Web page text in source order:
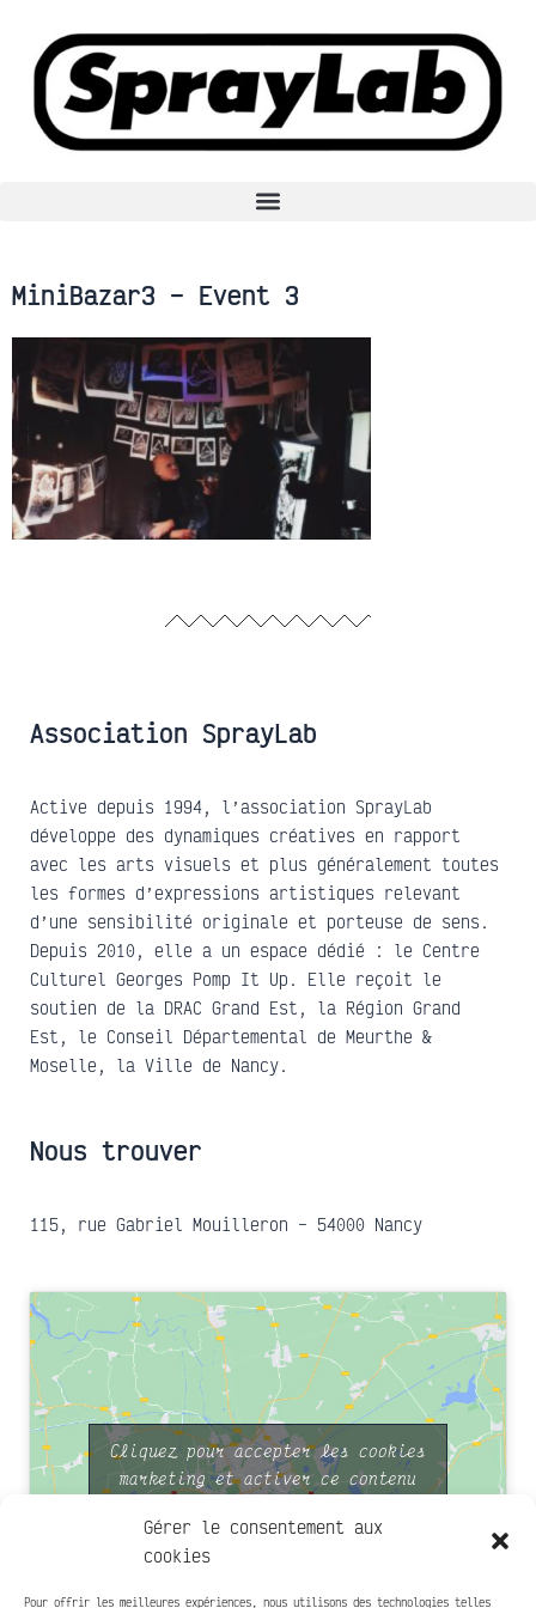
Gérer le consentement aux
cookies
Pour offrir les meilleures expériences, nous utilisons des technologies telles
contenu
MiniBazar3 – Event 3
Association SprayLab
Active depuis 1994, l’association SprayLab
développe des dynamiques créatives en rapport
avec les arts visuels et plus généralement toutes
les formes d’expressions artistiques relevant
d’une sensibilité originale et porteuse de sens.
Depuis 2010, elle a un espace dédié : le Centre
Culturel Georges Pomp It Up. Elle reçoit le
soutien de la DRAC Grand Est, la Région Grand
Est, le Conseil Départemental de Meurthe &
Moselle, la Ville de Nancy.
Nous trouver
115, rue Gabriel Mouilleron – 54000 Nancy
Cliquez pour accepter les cookies
marketing et activer ce contenu